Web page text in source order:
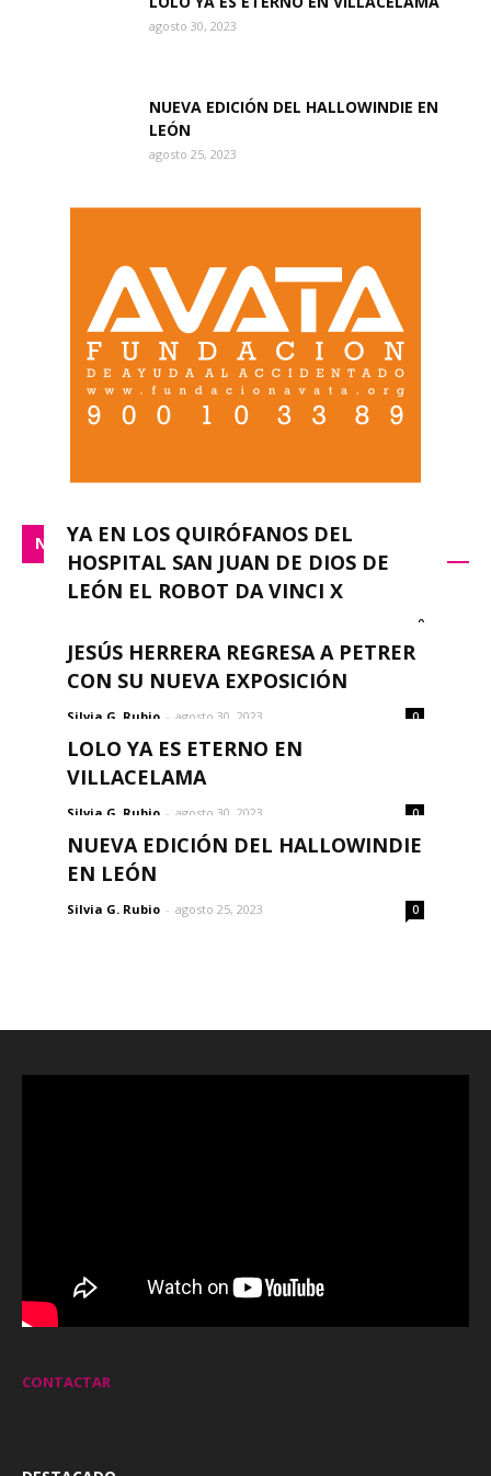
agosto 30, 2023
NUEVA EDICIÓN DEL HALLOWINDIE EN
LEÓN
agosto 25, 2023
NACIONAL
YA EN LOS QUIRÓFANOS DEL
HOSPITAL SAN JUAN DE DIOS DE
LEÓN EL ROBOT DA VINCI X
0
JESÚS HERRERA REGRESA A PETRER
CON SU NUEVA EXPOSICIÓN
Silvia G. Rubio - agosto 30, 2023 0
LOLO YA ES ETERNO EN
VILLACELAMA
Silvia G. Rubio - agosto 30, 2023 0
NUEVA EDICIÓN DEL HALLOWINDIE
EN LEÓN
Silvia G. Rubio - agosto 25, 2023 0
CONTACTAR